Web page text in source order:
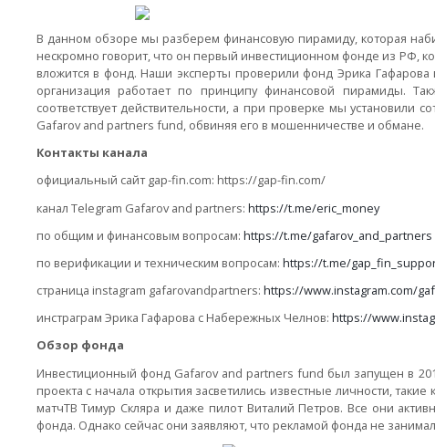
В данном обзоре мы разберем финансовую пирамиду, которая
нескромно говорит, что он первый инвестиционном фонде из РФ,
вложится в фонд. Наши эксперты проверили фонд Эрика Гафарова
организация работает по принципу финансовой пирамиды.
соответствует действительности, а при проверке мы установили
Gafarov and partners fund, обвиняя его в мошенничестве и обмане.
Контакты канала
официальный сайт gap-fin.com: https://gap-fin.com/
канал Telegram Gafarov and partners: https://t.me/eric_money
по общим и финансовым вопросам: https://t.me/gafarov_and_partners
по верификации и техническим вопросам: https://t.me/
страница instagram gafarovandpartners: https://www.instagram.com/
инстраграм Эрика Гафарова с Набережных Челнов: https://
Обзор фонда
Инвестиционный фонд Gafarov and partners fund был запущен в
проекта с начала открытия засветились известные личности,
матчТВ Тимур Скляра и даже пилот Виталий Петров. Все они
фонда. Однако сейчас они заявляют, что рекламой фонда не